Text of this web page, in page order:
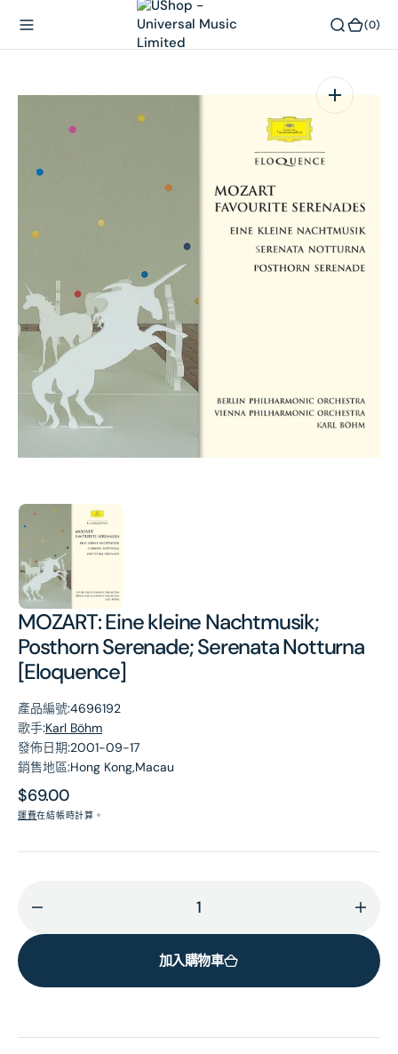
(0)
MOZART: Eine kleine Nachtmusik;
Posthorn Serenade; Serenata Notturna
[Eloquence]
產品編號:4696192
歌手:Karl Böhm
發佈日期:2001-09-17
銷售地區:Hong Kong,Macau
原
價
$69.00
運費在結帳時計算。
Eine
增
加
Eine
加入購物車
相
啟
張